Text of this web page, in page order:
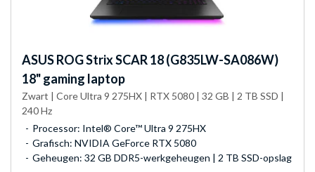
ASUSROG Strix SCAR 18 (G835LW-SA086W)
18" gaming laptop
Zwart | Core Ultra 9 275HX | RTX 5080 | 32 GB | 2 TB SSD |
240 Hz
Processor: Intel® Core™ Ultra 9 275HX
Grafisch: NVIDIA GeForce RTX 5080
Geheugen: 32 GB DDR5-werkgeheugen | 2 TB SSD-opslag